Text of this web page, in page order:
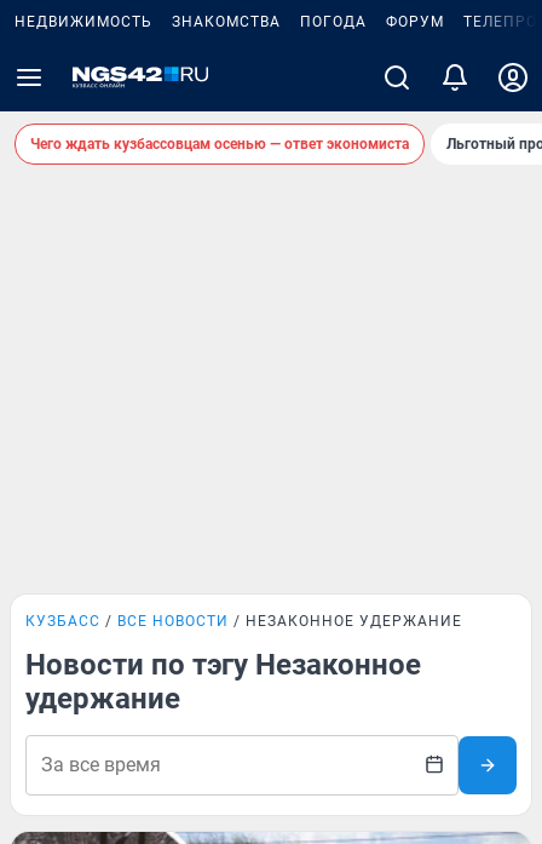
НЕДВИЖИМОСТЬ ЗНАКОМСТВА ПОГОДА ФОРУМ
Чего ждать кузбассовцам осенью — ответ экономиста Льготный
КУЗБАСС ВСЕ НОВОСТИ НЕЗАКОННОЕ УДЕРЖАНИЕ
Новости по тэгу Незаконное
удержание